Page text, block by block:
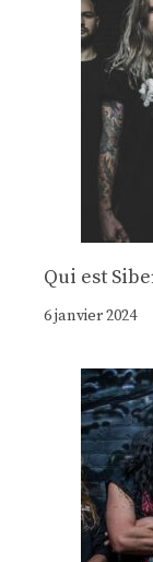
Qui est
6 janvier 2024